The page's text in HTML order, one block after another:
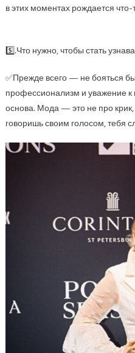
в этих моментах рождается
5️⃣.Что нужно, чтобы стать
✅Прежде всего — не бояться
профессионализм и уважение
основа. Мода — это не про крик,
говоришь своим голосом, тебя